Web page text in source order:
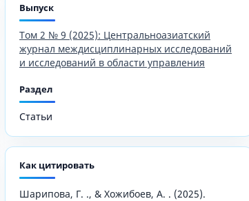
Выпуск
Том 2 № 9 (2025): Центральноазиатский
журнал междисциплинарных исследований
и исследований в области управления
Раздел
Статьи
Как цитировать
Шарипова, Г. ., & Хожибоев, А. . (2025).